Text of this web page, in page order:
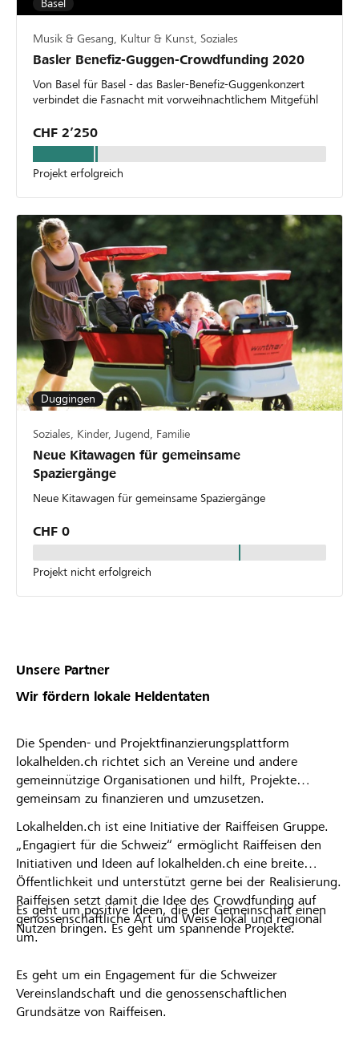
Basel
Musik & Gesang, Kultur & Kunst, Soziales
Basler Benefiz-Guggen-Crowdfunding 2020
Von Basel für Basel - das Basler-Benefiz-Guggenkonzert
verbindet die Fasnacht mit vorweihnachtlichem Mitgefühl
CHF 2’250
Projekt erfolgreich
Duggingen
Soziales, Kinder, Jugend, Familie
Neue Kitawagen für gemeinsame
Spaziergänge
Neue Kitawagen für gemeinsame Spaziergänge
CHF 0
Projekt nicht erfolgreich
Unsere Partner
Wir fördern lokale Heldentaten
Die Spenden- und Projektfinanzierungsplattform
lokalhelden.ch richtet sich an Vereine und andere
gemeinnützige Organisationen und hilft, Projekte
gemeinsam zu finanzieren und umzusetzen.
Lokalhelden.ch ist eine Initiative der Raiffeisen Gruppe.
„Engagiert für die Schweiz“ ermöglicht Raiffeisen den
Initiativen und Ideen auf lokalhelden.ch eine breite
Öffentlichkeit und unterstützt gerne bei der Realisierung.
Raiffeisen setzt damit die Idee des Crowdfunding auf
genossenschaftliche Art und Weise lokal und regional
um.
Es geht um positive Ideen, die der Gemeinschaft einen
Nutzen bringen. Es geht um spannende Projekte.
Es geht um ein Engagement für die Schweizer
Vereinslandschaft und die genossenschaftlichen
Grundsätze von Raiffeisen.